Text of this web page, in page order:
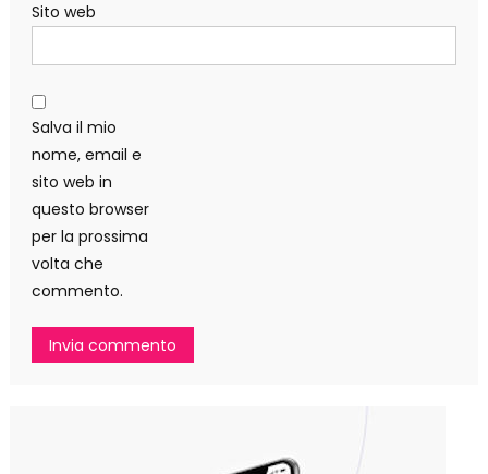
Sito web
Salva il mio
nome, email e
sito web in
questo browser
per la prossima
volta che
commento.